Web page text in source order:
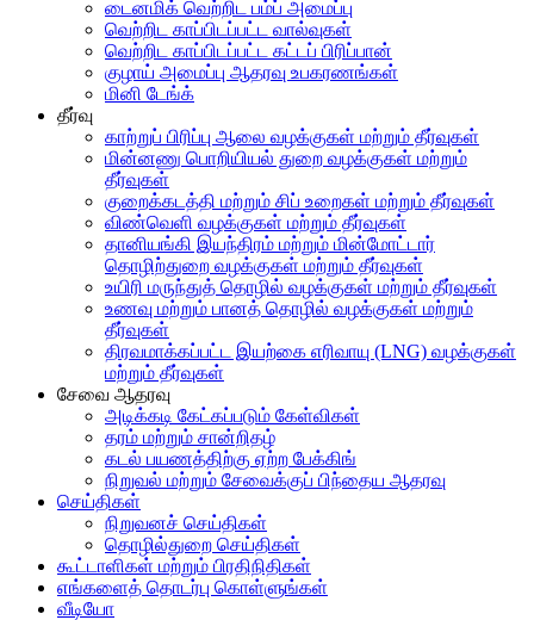
டைனமிக் வெற்றிட பம்ப் அமைப்பு
வெற்றிட காப்பிடப்பட்ட வால்வுகள்
வெற்றிட காப்பிடப்பட்ட கட்டப் பிரிப்பான்
குழாய் அமைப்பு ஆதரவு உபகரணங்கள்
மினி டேங்க்
தீர்வு
காற்றுப் பிரிப்பு ஆலை வழக்குகள் மற்றும் தீர்வுகள்
மின்னணு பொறியியல் துறை வழக்குகள் மற்றும்
தீர்வுகள்
குறைக்கடத்தி மற்றும் சிப் உறைகள் மற்றும் தீர்வுகள்
விண்வெளி வழக்குகள் மற்றும் தீர்வுகள்
தானியங்கி இயந்திரம் மற்றும் மின்மோட்டார்
தொழிற்துறை வழக்குகள் மற்றும் தீர்வுகள்
உயிரி மருந்துத் தொழில் வழக்குகள் மற்றும் தீர்வுகள்
உணவு மற்றும் பானத் தொழில் வழக்குகள் மற்றும்
தீர்வுகள்
திரவமாக்கப்பட்ட இயற்கை எரிவாயு (LNG) வழக்குகள்
மற்றும் தீர்வுகள்
சேவை ஆதரவு
அடிக்கடி கேட்கப்படும் கேள்விகள்
தரம் மற்றும் சான்றிதழ்
கடல் பயணத்திற்கு ஏற்ற பேக்கிங்
நிறுவல் மற்றும் சேவைக்குப் பிந்தைய ஆதரவு
செய்திகள்
நிறுவனச் செய்திகள்
தொழில்துறை செய்திகள்
கூட்டாளிகள் மற்றும் பிரதிநிதிகள்
எங்களைத் தொடர்பு கொள்ளுங்கள்
வீடியோ